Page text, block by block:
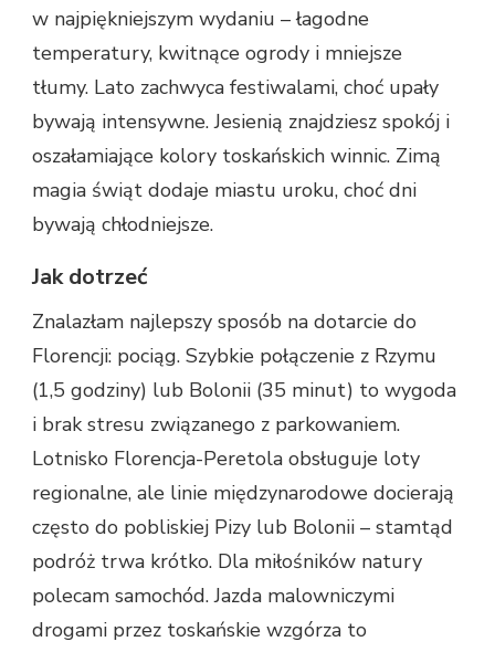
w najpiękniejszym wydaniu – łagodne
temperatury, kwitnące ogrody i mniejsze
tłumy. Lato zachwyca festiwalami, choć upały
bywają intensywne. Jesienią znajdziesz spokój i
oszałamiające kolory toskańskich winnic. Zimą
magia świąt dodaje miastu uroku, choć dni
bywają chłodniejsze.
Jak dotrzeć
Znalazłam najlepszy sposób na dotarcie do
Florencji: pociąg. Szybkie połączenie z Rzymu
(1,5 godziny) lub Bolonii (35 minut) to wygoda
i brak stresu związanego z parkowaniem.
Lotnisko Florencja-Peretola obsługuje loty
regionalne, ale linie międzynarodowe docierają
często do pobliskiej Pizy lub Bolonii – stamtąd
podróż trwa krótko. Dla miłośników natury
polecam samochód. Jazda malowniczymi
drogami przez toskańskie wzgórza to